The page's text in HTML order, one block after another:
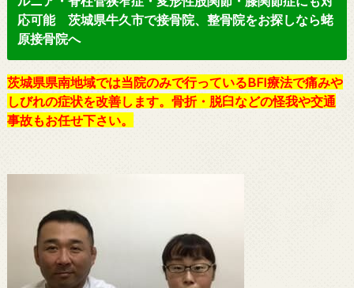
応可能 茨城県牛久市で接骨院、整骨院をお探しなら蛯
原接骨院へ
茨城県県南地域では当院のみで行っているBFI療法で痛みや
しびれの症状を改善します。骨折・脱臼などの怪我や交通
事故もお任せ下さい。